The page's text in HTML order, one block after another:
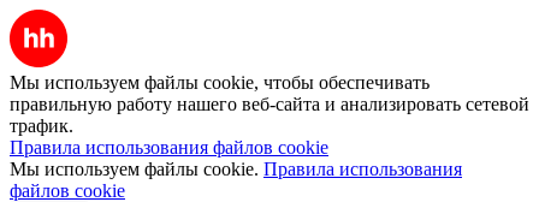
Мы используем файлы cookie, чтобы обеспечивать
правильную работу нашего веб-сайта и анализировать сетевой
трафик.
Правила использования файлов cookie
Мы используем файлы cookie. Правила использования
файлов cookie